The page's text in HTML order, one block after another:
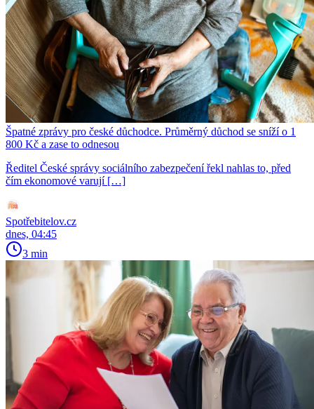
Špatné zprávy pro české důchodce. Průměrný důchod se sníží o 1
800 Kč a zase to odnesou
Ředitel České správy sociálního zabezpečení řekl nahlas to, před
čím ekonomové varují […]
Spotřebitelov.cz
dnes, 04:45
3 min